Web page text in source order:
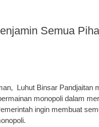
Semua
Luhut Binsar Pandjaitan
monopoli dalam
ingin membuat